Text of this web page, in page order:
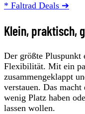
* Faltrad Deals ➔
Klein, praktisch,
Der größte Pluspunkt
Flexibilität. Mit ein
zusammengeklappt
verstauen. Das
wenig Platz haben
lassen wollen.